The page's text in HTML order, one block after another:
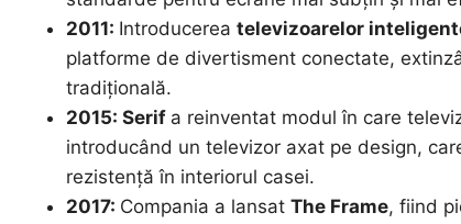
2011: Introducerea televizoarelor
platforme de divertisment conectate,
tradițională.
2015: Serif a reinventat modul în care
introducând un televizor axat pe design,
rezistență în interiorul casei.
2017: Compania a lansat The Frame, fiind